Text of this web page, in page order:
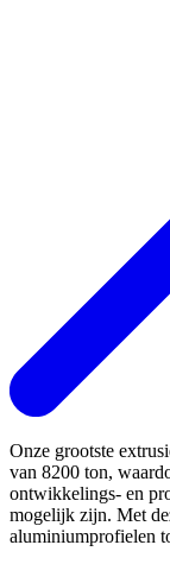
Onze grootste
van 8200 ton,
ontwikkelings- en
mogelijk zijn. Met
aluminiumprofielen